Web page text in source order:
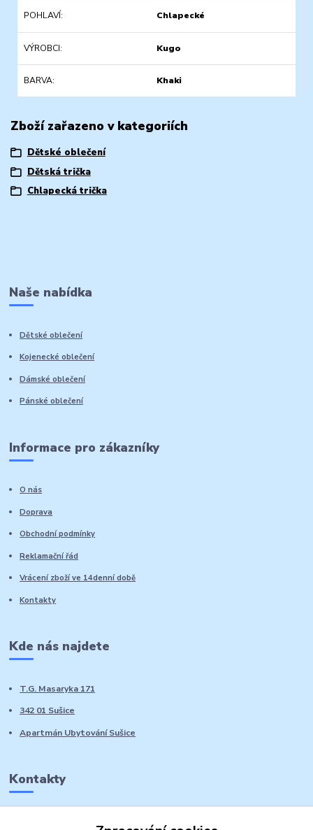
POHLAVÍ Chlapecké
VÝROBCI Kugo
BARVA Khaki
Zboží zařazeno v kategoriích
Dětské oblečení
Dětská trička
Chlapecká trička
Naše nabídka
Dětské oblečení
Kojenecké oblečení
Dámské oblečení
Pánské oblečení
Informace pro zákazníky
O nás
Doprava
Obchodní podmínky
Reklamační řád
Vrácení zboží ve 14denní době
Kontakty
Kde nás najdete
T.G. Masaryka 171
342 01 Sušice
Apartmán Ubytování Sušice
Kontakty